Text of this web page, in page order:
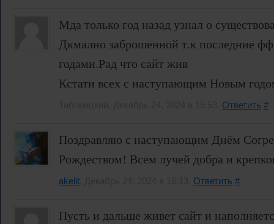
Мда только год назад узнал о
Дкмално заброшенной т.к последние
годами.Рад что сайт жив
Кстати всех с наступающим Новым
Ответить #
Поздравляю с наступающим Днём
Рождеством! Всем лучей добра и
akelit Ответить #
Пусть и дальше живет сайт и